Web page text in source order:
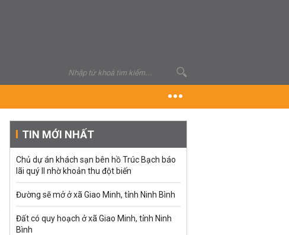
TIN MỚI NHẤT
Chủ dự án khách sạn bên hồ Trúc Bạch báo
lãi quý II nhờ khoản thu đột biến
Đường sẽ mở ở xã Giao Minh, tỉnh Ninh Bình
Đất có quy hoạch ở xã Giao Minh, tỉnh Ninh
Bình